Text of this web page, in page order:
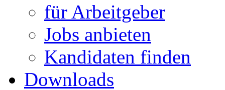
für Arbeitgeber
Jobs anbieten
Kandidaten finden
Downloads